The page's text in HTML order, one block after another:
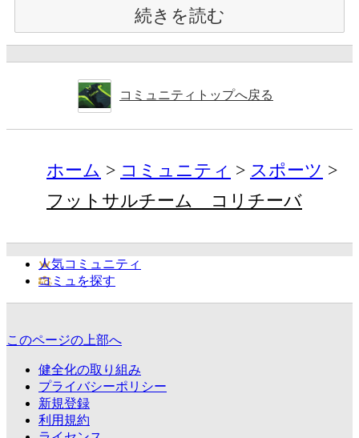
続きを読む
コミュニティトップへ戻る
ホーム コミュニティ
スポーツ
フットサルチーム コリチーバ
人気コミュニティ
コミュを探す
このページの上部へ
健全化の取り組み
プライバシーポリシー
新規登録
利用規約